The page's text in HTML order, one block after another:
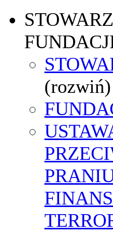
(rozwiń)